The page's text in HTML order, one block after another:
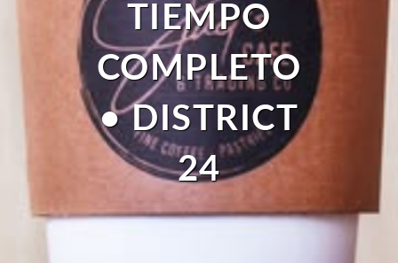
TIEMPO
COMPLETO
• DISTRICT
24